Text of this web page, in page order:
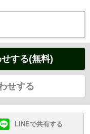
する(無料)
せする
LINEで共有する